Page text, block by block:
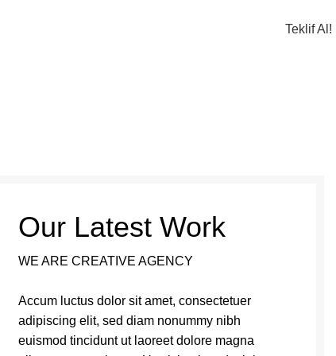
Teklif Al!
Our Latest Work
WE ARE CREATIVE AGENCY
Accum luctus dolor sit amet, consectetuer
adipiscing elit, sed diam nonummy nibh
euismod tincidunt ut laoreet dolore magna